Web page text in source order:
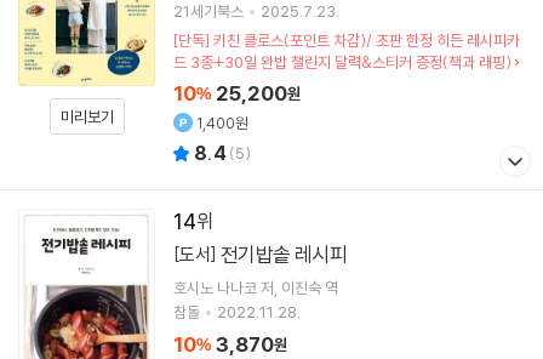
미리보기
21세기북스
2025.7.23.
[단독] 키친 클로스(포인트 차감)/ 초판 한정 히든 레시피카
드 3종+30일 완밥 챌린지 달력&스티커 증정(책과 래핑)
10% 25,200원
1,400원
8.4 (5)
14
[도서] 전기밥솥 레시피
호시노 나나코 저 이진숙 역
참돌
2022.11.28.
10% 3,870원